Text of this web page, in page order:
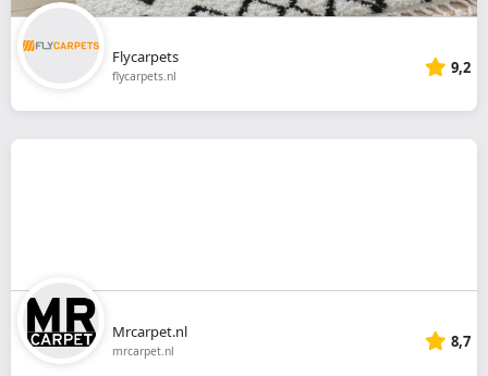
Flycarpets
flycarpets.nl 9,2
Mrcarpet.nl
mrcarpet.nl 8,7